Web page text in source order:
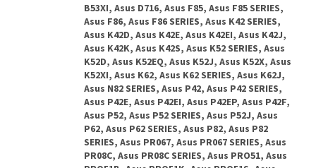
B53XI, Asus D716, Asus F85, Asus F85 SERIES,
Asus F86, Asus F86 SERIES, Asus K42 SERIES,
Asus K42D, Asus K42E, Asus K42EI, Asus K42J,
Asus K42K, Asus K42S, Asus K52 SERIES, Asus
K52D, Asus K52EQ, Asus K52J, Asus K52X, Asus
K52XI, Asus K62, Asus K62 SERIES, Asus K62J,
Asus N82 SERIES, Asus P42, Asus P42 SERIES,
Asus P42E, Asus P42EI, Asus P42EP, Asus P42F,
Asus P52, Asus P52 SERIES, Asus P52J, Asus
P62, Asus P62 SERIES, Asus P82, Asus P82
SERIES, Asus PR067, Asus PR067 SERIES, Asus
PR08C, Asus PR08C SERIES, Asus PRO51, Asus